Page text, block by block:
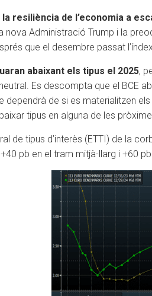
resiliència de l’economia a
Administració Trump i la
que el desembre passat
abaixant els tipus el 2025,
Es descompta que el BCE
dependrà de si es materialitzen
tipus en alguna de les
de tipus d’interès (ETTI) de la
pb en el tram mitjà-llarg i +60 pb